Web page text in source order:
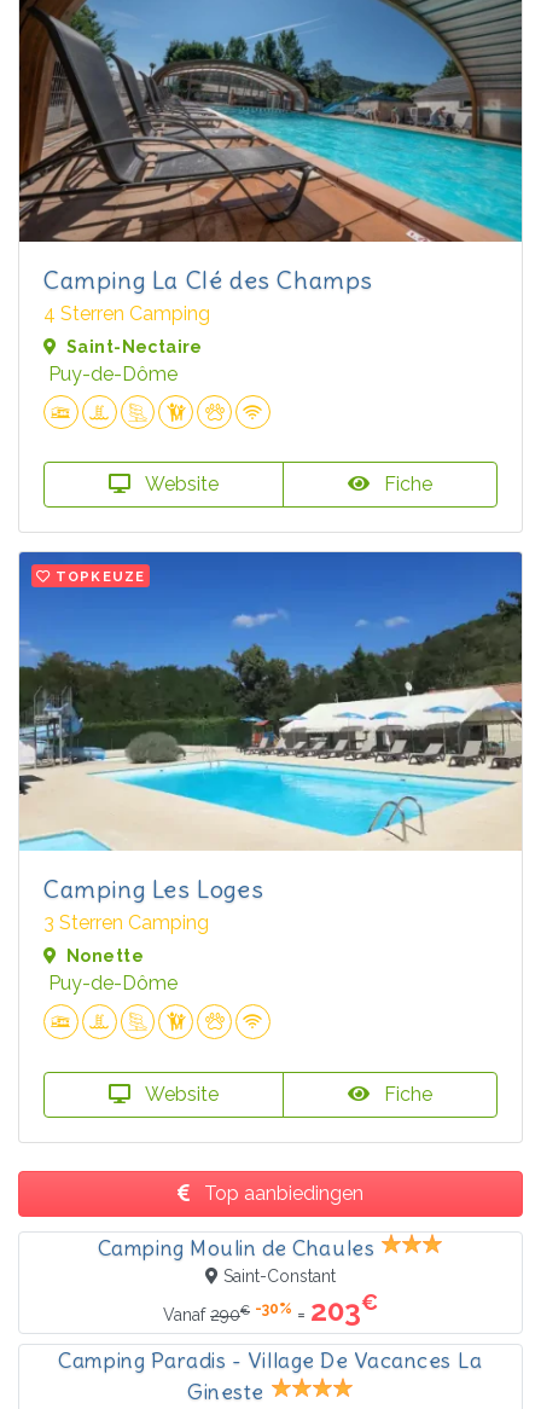
Camping La Clé des Champs
4 Sterren Camping
Saint-Nectaire
Puy-de-Dôme
Website Fiche
TOPKEUZE
Camping Les Loges
3 Sterren Camping
Nonette
Puy-de-Dôme
Website Fiche
Top aanbiedingen
Camping Moulin de Chaules
Saint-Constant
Vanaf290€ -30% = 203€
Camping Paradis - Village De Vacances La
Gineste